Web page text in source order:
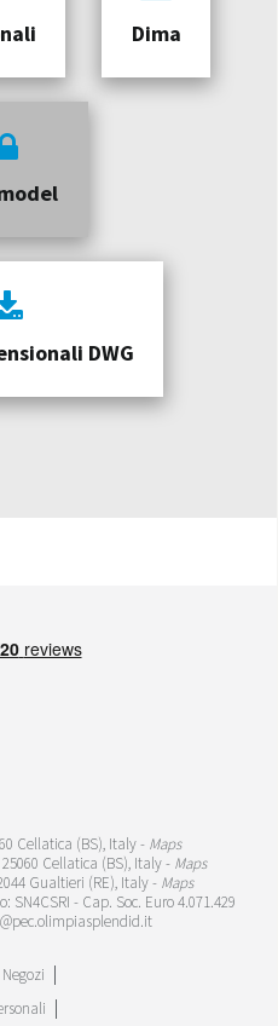
Dima
DWG
Cellatica (BS), Italy - Maps
Cellatica (BS), Italy - Maps
Gualtieri (RE), Italy - Maps
SN4CSRI - Cap. Soc. Euro 4.071.429
Negozi